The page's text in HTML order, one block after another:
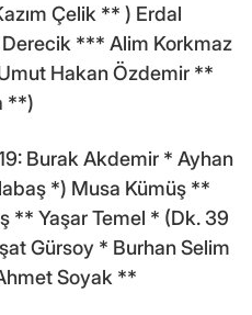
Çelik ** ) Erdal
*** Alim Korkmaz
Hakan Özdemir **
**)
Burak Akdemir * Ayhan
*) Musa Kümüş **
** Yaşar Temel * (Dk. 39
Gürsoy * Burhan Selim
Soyak **